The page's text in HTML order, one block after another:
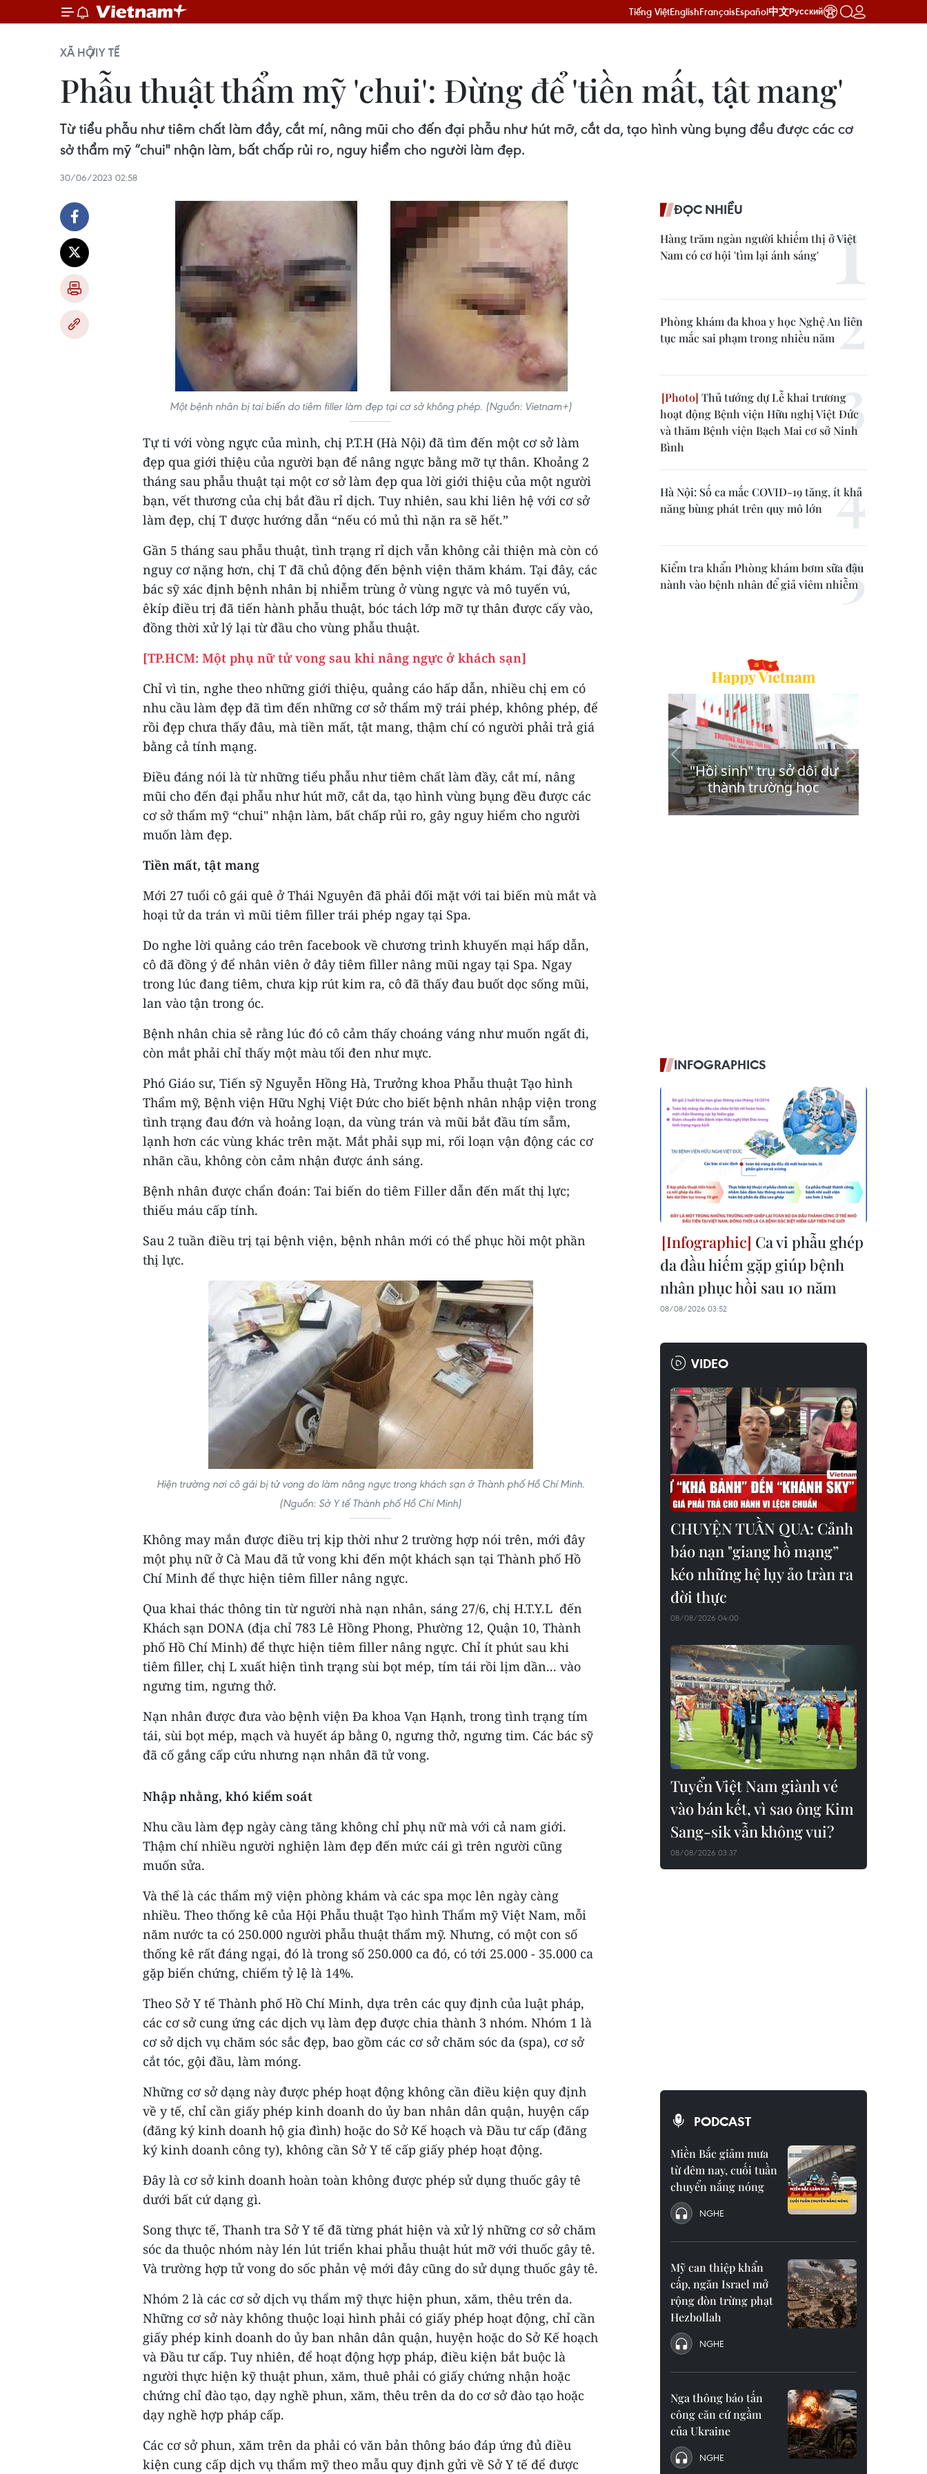
Tiếng ViệtEnglishFrançaisEspañol中文Русский
XÃ HỘIY TẾ
Phẫu thuật thẩm mỹ 'chui': Đừng để 'tiền mất, tật mang'
Từ tiểu phẫu như tiêm chất làm đầy, cắt mí, nâng mũi cho đến đại phẫu như hút mỡ, cắt da, tạo hình vùng bụng đều được các cơ
sở thẩm mỹ “chui" nhận làm, bất chấp rủi ro, nguy hiểm cho người làm đẹp.
30/06/2023 02:58
Một bệnh nhân bị tai biến do tiêm filler làm đẹp tại cơ sở không phép. (Nguồn: Vietnam+)
Tự ti với vòng ngực của mình, chị P.T.H (Hà Nội) đã tìm đến một cơ sở làm
đẹp qua giới thiệu của người bạn để nâng ngực bằng mỡ tự thân. Khoảng 2
tháng sau phẫu thuật tại một cơ sở làm đẹp qua lời giới thiệu của một người
bạn, vết thương của chị bắt đầu rỉ dịch. Tuy nhiên, sau khi liên hệ với cơ sở
làm đẹp, chị T được hướng dẫn “nếu có mủ thì nặn ra sẽ hết.”
Gần 5 tháng sau phẫu thuật, tình trạng rỉ dịch vẫn không cải thiện mà còn có
nguy cơ nặng hơn, chị T đã chủ động đến bệnh viện thăm khám. Tại đây, các
bác sỹ xác định bệnh nhân bị nhiễm trùng ở vùng ngực và mô tuyến vú,
êkíp điều trị đã tiến hành phẫu thuật, bóc tách lớp mỡ tự thân được cấy vào,
đồng thời xử lý lại từ đầu cho vùng phẫu thuật.
[TP.HCM: Một phụ nữ tử vong sau khi nâng ngực ở khách sạn]
Chỉ vì tin, nghe theo những giới thiệu, quảng cáo hấp dẫn, nhiều chị em có
nhu cầu làm đẹp đã tìm đến những cơ sở thẩm mỹ trái phép, không phép, để
rồi đẹp chưa thấy đâu, mà tiền mất, tật mang, thậm chí có người phải trả giá
bằng cả tính mạng.
Điều đáng nói là từ những tiểu phẫu như tiêm chất làm đầy, cắt mí, nâng
mũi cho đến đại phẫu như hút mỡ, cắt da, tạo hình vùng bụng đều được các
cơ sở thẩm mỹ “chui" nhận làm, bất chấp rủi ro, gây nguy hiểm cho người
muốn làm đẹp.
Tiền mất, tật mang
Mới 27 tuổi cô gái quê ở Thái Nguyên đã phải đối mặt với tai biến mù mắt và
hoại tử da trán vì mũi tiêm filler trái phép ngay tại Spa.
Do nghe lời quảng cáo trên facebook về chương trình khuyến mại hấp dẫn,
cô đã đồng ý để nhân viên ở đây tiêm filler nâng mũi ngay tại Spa. Ngay
trong lúc đang tiêm, chưa kịp rút kim ra, cô đã thấy đau buốt dọc sống mũi,
lan vào tận trong óc.
Bệnh nhân chia sẻ rằng lúc đó cô cảm thấy choáng váng như muốn ngất đi,
còn mắt phải chỉ thấy một màu tối đen như mực.
Phó Giáo sư, Tiến sỹ Nguyễn Hồng Hà, Trưởng khoa Phẫu thuật Tạo hình
Thẩm mỹ, Bệnh viện Hữu Nghị Việt Đức cho biết bệnh nhân nhập viện trong
tình trạng đau đớn và hoảng loạn, da vùng trán và mũi bắt đầu tím sẫm,
lạnh hơn các vùng khác trên mặt. Mắt phải sụp mi, rối loạn vận động các cơ
nhãn cầu, không còn cảm nhận được ánh sáng.
Bệnh nhân được chẩn đoán: Tai biến do tiêm Filler dẫn đến mất thị lực;
thiếu máu cấp tính.
Sau 2 tuần điều trị tại bệnh viện, bệnh nhân mới có thể phục hồi một phần
thị lực.
Hiện trường nơi cô gái bị tử vong do làm nâng ngực trong khách sạn ở Thành phố Hồ Chí Minh.
(Nguồn: Sở Y tế Thành phố Hồ Chí Minh)
Không may mắn được điều trị kịp thời như 2 trường hợp nói trên, mới đây
một phụ nữ ở Cà Mau đã tử vong khi đến một khách sạn tại Thành phố Hồ
Chí Minh để thực hiện tiêm filler nâng ngực.
Qua khai thác thông tin từ người nhà nạn nhân, sáng 27/6, chị H.T.Y.L đến
Khách sạn DONA (địa chỉ 783 Lê Hồng Phong, Phường 12, Quận 10, Thành
phố Hồ Chí Minh) để thực hiện tiêm filler nâng ngực. Chỉ ít phút sau khi
tiêm filler, chị L xuất hiện tình trạng sùi bọt mép, tím tái rồi lịm dần... vào
ngưng tim, ngưng thở.
Nạn nhân được đưa vào bệnh viện Đa khoa Vạn Hạnh, trong tình trạng tím
tái, sùi bọt mép, mạch và huyết áp bằng 0, ngưng thở, ngưng tim. Các bác sỹ
đã cố gắng cấp cứu nhưng nạn nhân đã tử vong.
Nhập nhằng, khó kiểm soát
Nhu cầu làm đẹp ngày càng tăng không chỉ phụ nữ mà với cả nam giới.
Thậm chí nhiều người nghiện làm đẹp đến mức cái gì trên người cũng
muốn sửa.
Và thế là các thẩm mỹ viện phòng khám và các spa mọc lên ngày càng
nhiều. Theo thống kê của Hội Phẫu thuật Tạo hình Thẩm mỹ Việt Nam, mỗi
năm nước ta có 250.000 người phẫu thuật thẩm mỹ. Nhưng, có một con số
thống kê rất đáng ngại, đó là trong số 250.000 ca đó, có tới 25.000 - 35.000 ca
gặp biến chứng, chiếm tỷ lệ là 14%.
Theo Sở Y tế Thành phố Hồ Chí Minh, dựa trên các quy định của luật pháp,
các cơ sở cung ứng các dịch vụ làm đẹp được chia thành 3 nhóm. Nhóm 1 là
cơ sở dịch vụ chăm sóc sắc đẹp, bao gồm các cơ sở chăm sóc da (spa), cơ sở
cắt tóc, gội đầu, làm móng.
Những cơ sở dạng này được phép hoạt động không cần điều kiện quy định
về y tế, chỉ cần giấy phép kinh doanh do ủy ban nhân dân quận, huyện cấp
(đăng ký kinh doanh hộ gia đình) hoặc do Sở Kế hoạch và Đầu tư cấp (đăng
ký kinh doanh công ty), không cần Sở Y tế cấp giấy phép hoạt động.
Đây là cơ sở kinh doanh hoàn toàn không được phép sử dụng thuốc gây tê
dưới bất cứ dạng gì.
Song thực tế, Thanh tra Sở Y tế đã từng phát hiện và xử lý những cơ sở chăm
sóc da thuộc nhóm này lén lút triển khai phẫu thuật hút mỡ với thuốc gây tê.
Và trường hợp tử vong do sốc phản vệ mới đây cũng do sử dụng thuốc gây tê.
Nhóm 2 là các cơ sở dịch vụ thẩm mỹ thực hiện phun, xăm, thêu trên da.
Những cơ sở này không thuộc loại hình phải có giấy phép hoạt động, chỉ cần
giấy phép kinh doanh do ủy ban nhân dân quận, huyện hoặc do Sở Kế hoạch
và Đầu tư cấp. Tuy nhiên, để hoạt động hợp pháp, điều kiện bắt buộc là
người thực hiện kỹ thuật phun, xăm, thuê phải có giấy chứng nhận hoặc
chứng chỉ đào tạo, dạy nghề phun, xăm, thêu trên da do cơ sở đào tạo hoặc
dạy nghề hợp pháp cấp.
Các cơ sở phun, xăm trên da phải có văn bản thông báo đáp ứng đủ điều
kiện cung cấp dịch vụ thẩm mỹ theo mẫu quy định gửi về Sở Y tế để được
ĐỌC NHIỀU
Hàng trăm ngàn người khiếm thị ở Việt
Nam có cơ hội 'tìm lại ánh sáng'
Phòng khám đa khoa y học Nghệ An liên
tục mắc sai phạm trong nhiều năm
Thủ tướng dự Lễ khai trương
hoạt động Bệnh viện Hữu nghị Việt Đức
và thăm Bệnh viện Bạch Mai cơ sở Ninh
Bình
Hà Nội: Số ca mắc COVID-19 tăng, ít khả
năng bùng phát trên quy mô lớn
Kiểm tra khẩn Phòng khám bơm sữa đậu
nành vào bệnh nhân để giả viêm nhiễm
INFOGRAPHICS
Ca vi phẫu ghép
da đầu hiếm gặp giúp bệnh
nhân phục hồi sau 10 năm
08/08/2026 03:52
VIDEO
CHUYỆN TUẦN QUA: Cảnh
báo nạn "giang hồ mạng”
kéo những hệ lụy ảo tràn ra
đời thực
08/08/2026 04:00
Tuyển Việt Nam giành vé
vào bán kết, vì sao ông Kim
Sang-sik vẫn không vui?
08/08/2026 03:37
PODCAST
Miền Bắc giảm mưa
từ đêm nay, cuối tuần
chuyển nắng nóng
NGHE
Mỹ can thiệp khẩn
cấp, ngăn Israel mở
rộng đòn trừng phạt
Hezbollah
NGHE
Nga thông báo tấn
công căn cứ ngầm
của Ukraine
NGHE